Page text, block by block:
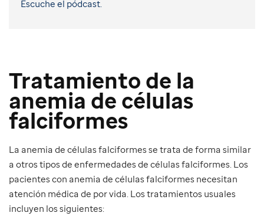
Escuche el pódcast.
Tratamiento de la
anemia de células
falciformes
La anemia de células falciformes se trata de forma similar
a otros tipos de enfermedades de células falciformes. Los
pacientes con anemia de células falciformes necesitan
atención médica de por vida. Los tratamientos usuales
incluyen los siguientes: